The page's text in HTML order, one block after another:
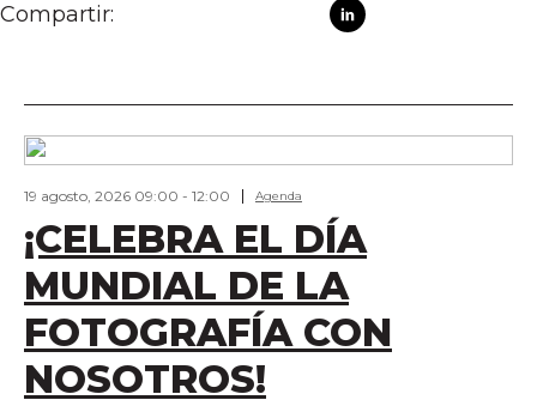
Compartir:
19 agosto, 2026 09:00 - 12:00 Agenda
¡CELEBRA EL DÍA
MUNDIAL DE LA
FOTOGRAFÍA CON
NOSOTROS!